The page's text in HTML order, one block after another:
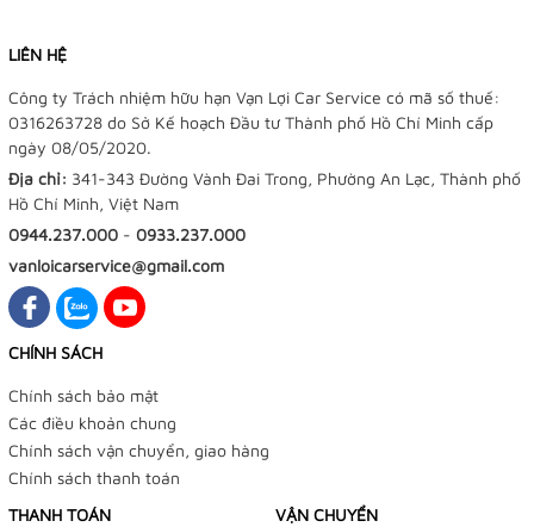
LIÊN HỆ
Công ty Trách nhiệm hữu hạn Vạn Lợi Car Service có mã số thuế:
0316263728 do Sở Kế hoạch Đầu tư Thành phố Hồ Chí Minh cấp
ngày 08/05/2020.
Địa chỉ: 341-343 Đường Vành Đai Trong, Phường An Lạc, Thành phố
Hồ Chí Minh, Việt Nam
0944.237.000 - 0933.237.000
vanloicarservice@gmail.com
CHÍNH SÁCH
Chính sách bảo mật
Các điều khoản chung
Chính sách vận chuyển, giao hàng
Chính sách thanh toán
THANH TOÁN
VẬN CHUYỂN